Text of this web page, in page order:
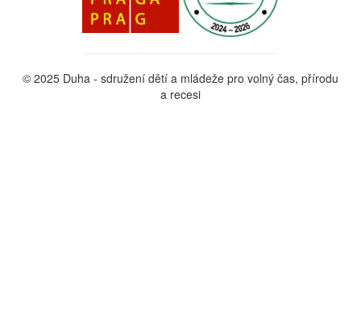
© 2025 Duha - sdružení dětí a mládeže pro volný čas, přírodu
a recesi